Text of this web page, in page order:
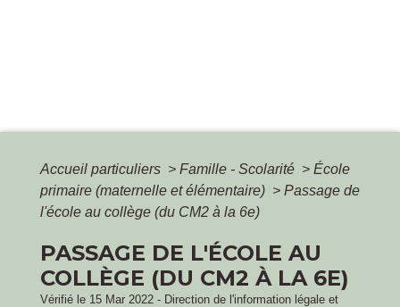
Accueil particuliers > Famille - Scolarité > École
primaire (maternelle et élémentaire) > Passage de
l'école au collège (du CM2 à la 6e)
PASSAGE DE L'ÉCOLE AU
COLLÈGE (DU CM2 À LA 6E)
Vérifié le 15 Mar 2022 - Direction de l'information légale et